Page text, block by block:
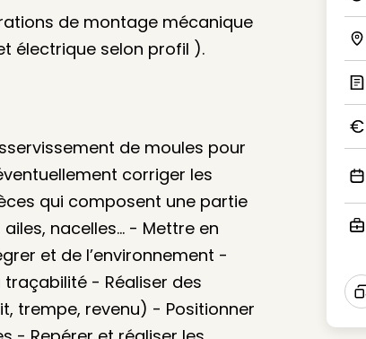
de montage mécanique
électrique selon profil ).
de moules pour
corriger les
qui composent une partie
nacelles… - Mettre en
et de l’environnement -
- Réaliser des
trempe, revenu) - Positionner